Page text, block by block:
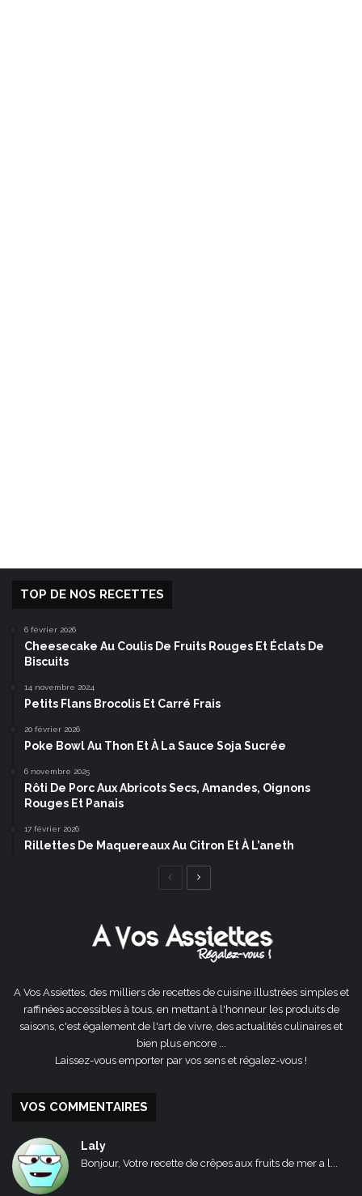
TOP DE NOS RECETTES
6 février 2026
Cheesecake Au Coulis De Fruits Rouges Et Éclats De
Biscuits
14 novembre 2024
Petits Flans Brocolis Et Carré Frais
20 février 2026
Poke Bowl Au Thon Et À La Sauce Soja Sucrée
6 novembre 2025
Rôti De Porc Aux Abricots Secs, Amandes, Oignons
Rouges Et Panais
17 février 2026
Rillettes De Maquereaux Au Citron Et À L’aneth
Page
A Vos Assiettes, des milliers de recettes de cuisine illustrées simples et
raffinées accessibles à tous, en mettant à l'honneur les produits de
saisons, c'est également de l'art de vivre, des actualités culinaires et
bien plus encore ...
Laissez-vous emporter par vos sens et régalez-vous !
VOS COMMENTAIRES
Laly
Bonjour, Votre recette de crêpes aux fruits de mer a l...